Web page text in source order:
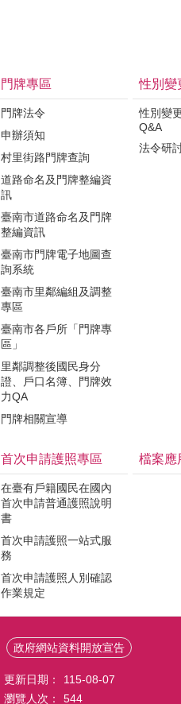
門牌專區
門牌法令
申辦須知
村里街路門牌查詢
道路命名及門牌整編資
訊
臺南市道路命名及門牌
整編資訊
臺南市門牌電子地圖查
詢系統
臺南市里鄰編組及調整
專區
臺南市各戶所「門牌專
區」
里鄰調整後國民身分
證、戶口名簿、門牌效
力QA
門牌相關宣導
性別變
性別變
Q&A
法令研
首次申請護照專區
在臺有戶籍國民在國內
首次申請普通護照說明
書
首次申請護照一站式服
務
首次申請護照人別確認
作業規定
檔案應
政府網站資料開放宣告
更新日期：
115-08-07
瀏覽人次：
544